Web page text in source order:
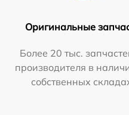
Оригинальные
Более 20 тыс.
производителя в
собственных